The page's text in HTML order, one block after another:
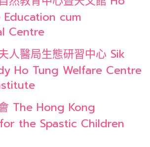
Education cum
Centre
人醫局生態研習中心 Sik
Ho Tung Welfare Centre
The Hong Kong
the Spastic Children